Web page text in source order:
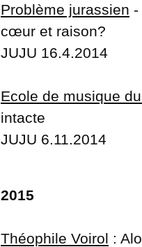
Problème jurassien -
cœur et raison?
JUJU 16.4.2014
Ecole de musique
intacte
JUJU 6.11.2014
2015
Théophile Voirol :